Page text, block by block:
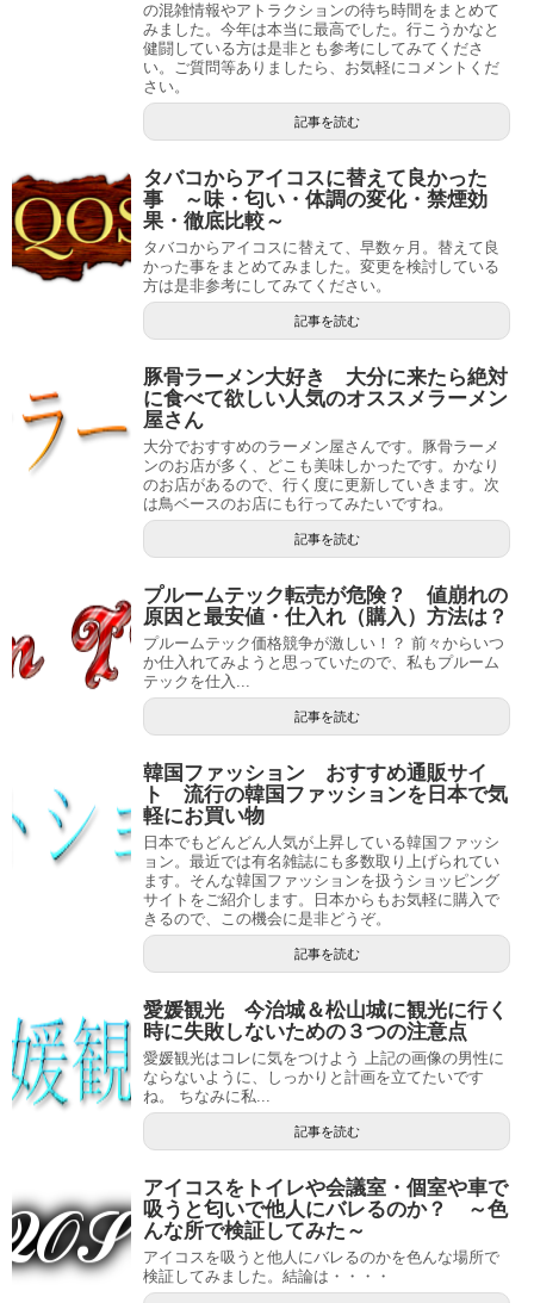
の混雑情報やアトラクションの待ち時間をまとめて
みました。今年は本当に最高でした。行こうかなと
健闘している方は是非とも参考にしてみてくださ
い。ご質問等ありましたら、お気軽にコメントくだ
さい。
記事を読む
タバコからアイコスに替えて良かった
事 ～味・匂い・体調の変化・禁煙効
果・徹底比較～
タバコからアイコスに替えて、早数ヶ月。替えて良
かった事をまとめてみました。変更を検討している
方は是非参考にしてみてください。
記事を読む
豚骨ラーメン大好き 大分に来たら絶対
に食べて欲しい人気のオススメラーメン
屋さん
大分でおすすめのラーメン屋さんです。豚骨ラーメ
ンのお店が多く、どこも美味しかったです。かなり
のお店があるので、行く度に更新していきます。次
は鳥ベースのお店にも行ってみたいですね。
記事を読む
プルームテック転売が危険？ 値崩れの
原因と最安値・仕入れ（購入）方法は？
プルームテック価格競争が激しい！？ 前々からいつ
か仕入れてみようと思っていたので、私もプルーム
テックを仕入...
記事を読む
韓国ファッション おすすめ通販サイ
ト 流行の韓国ファッションを日本で気
軽にお買い物
日本でもどんどん人気が上昇している韓国ファッシ
ョン。最近では有名雑誌にも多数取り上げられてい
ます。そんな韓国ファッションを扱うショッピング
サイトをご紹介します。日本からもお気軽に購入で
きるので、この機会に是非どうぞ。
記事を読む
愛媛観光 今治城＆松山城に観光に行く
時に失敗しないための３つの注意点
愛媛観光はコレに気をつけよう 上記の画像の男性に
ならないように、しっかりと計画を立てたいです
ね。 ちなみに私...
記事を読む
アイコスをトイレや会議室・個室や車で
吸うと匂いで他人にバレるのか？ ～色
んな所で検証してみた～
アイコスを吸うと他人にバレるのかを色んな場所で
検証してみました。結論は・・・・